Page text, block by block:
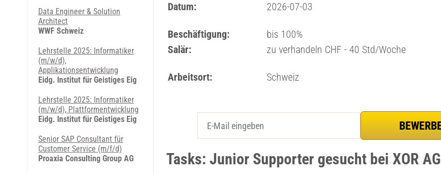
Datum:
2026-07-03
Beschäftigung:
bis 100%
Salär:
zu verhandeln CHF - 40 Std/Woche
Arbeitsort: Schweiz
Tasks: Junior Supporter gesucht bei XOR AG
Data Engineer & Solution
Architect
WWF Schweiz
Lehrstelle 2025: Informatiker
(m/w/d),
Applikationsentwicklung
Eidg. Institut für Geistiges Eig
Lehrstelle 2025: Informatiker
(m/w/d), Plattformentwicklung
Eidg. Institut für Geistiges Eig
Senior SAP Consultant für
Customer Service (m/f/d)
Proaxia Consulting Group AG